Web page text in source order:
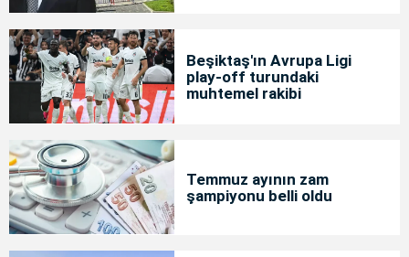
Beşiktaş'ın Avrupa Ligi
play-off turundaki
muhtemel rakibi
Temmuz ayının zam
şampiyonu belli oldu